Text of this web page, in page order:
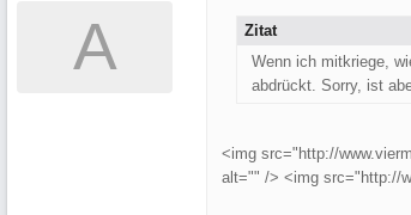
A
Zitat
Wenn ich mitkriege,
abdrückt. Sorry, ist
<img src="http://
alt="" /> <img src="http://